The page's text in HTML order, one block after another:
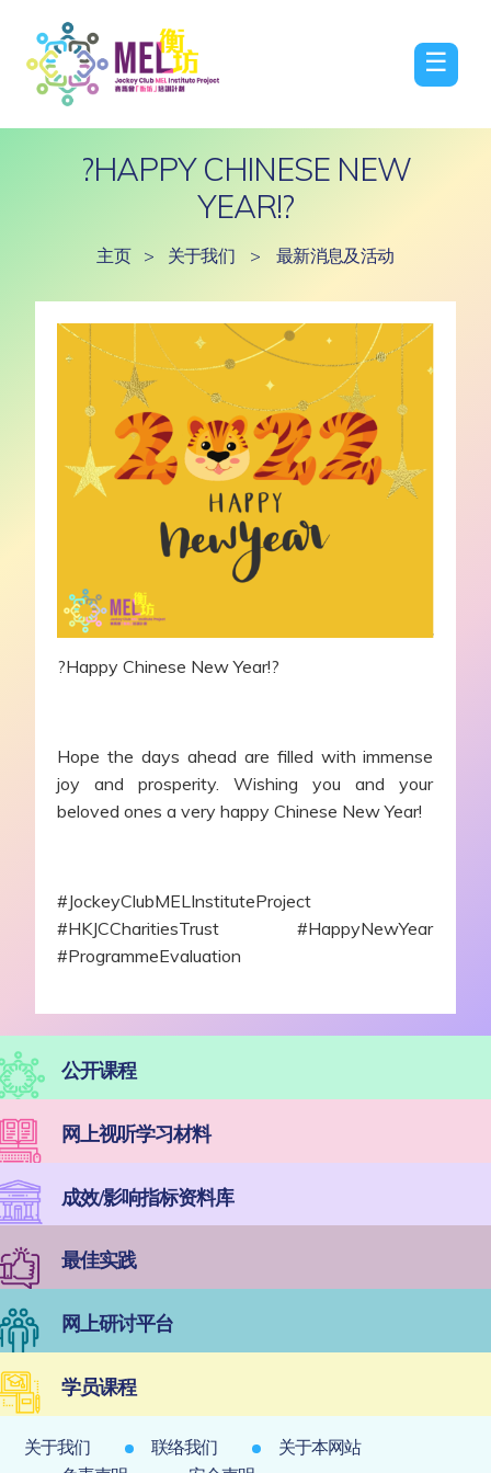
☰
?HAPPY CHINESE NEW
YEAR!?
主页 > 关于我们 > 最新消息及活动
?Happy Chinese New Year!?
Hope the days ahead are filled with immense
joy and prosperity. Wishing you and your
beloved ones a very happy Chinese New Year!
#JockeyClubMELInstituteProject
#HKJCCharitiesTrust #HappyNewYear
#ProgrammeEvaluation
公开课程
网上视听学习材料
成效/影响指标资料库
最佳实践
网上研讨平台
学员课程
关于我们 联络我们
关于本网站